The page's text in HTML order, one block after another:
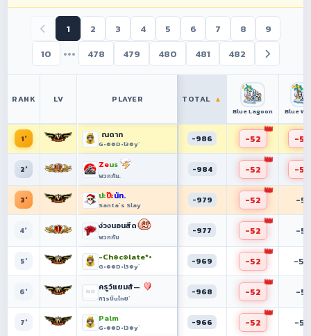
1 2 3 4 5 6 7 8
9
10
••• 478 479 480 481 482
RANK LV PLAYER TOTAL ▲
Blue Lagoon Blue
1° ณดาก
G•๏๏D•l3๏y` -986 -52 -53
2° Zeus
พวกกัน.
-984 -52 -53
3° ปะป๊ะนัท.
Santa`s Slay -979 -52 -51
4° ง่วงนอนสึด
พวกกัน
-977 -52 -51
5° -Ch๏c๏late*•
G•๏๏D•l3๏y` -969 -52 -50
6° ครูว์แยมส์—
กๅsบิuไnย`
-968 -52 -51
7° Palm
G•๏๏D•l3๏y` -966 -52 -52